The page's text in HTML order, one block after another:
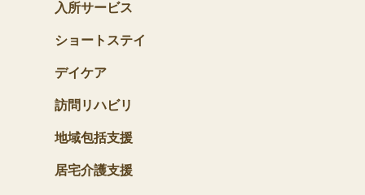
入所サービス
ショートステイ
デイケア
訪問リハビリ
地域包括支援
居宅介護支援